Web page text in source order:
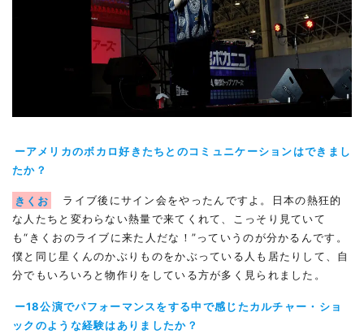
ーアメリカのボカロ好きたちとのコミュニケーションはできまし
たか？
きくお
ライブ後にサイン会をやったんですよ。日本の熱狂的
な人たちと変わらない熱量で来てくれて、こっそり見ていて
も“きくおのライブに来た人だな！”っていうのが分かるんです。
僕と同じ星くんのかぶりものをかぶっている人も居たりして、自
分でもいろいろと物作りをしている方が多く見られました。
ー18公演でパフォーマンスをする中で感じたカルチャー・ショ
ックのような経験はありましたか？